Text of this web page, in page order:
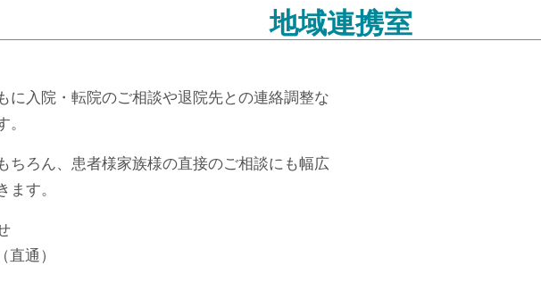
地域連携室
に入院・転院のご相談や退院先との連絡調整な
ちろん、患者様家族様の直接のご相談にも幅広
す。
通）